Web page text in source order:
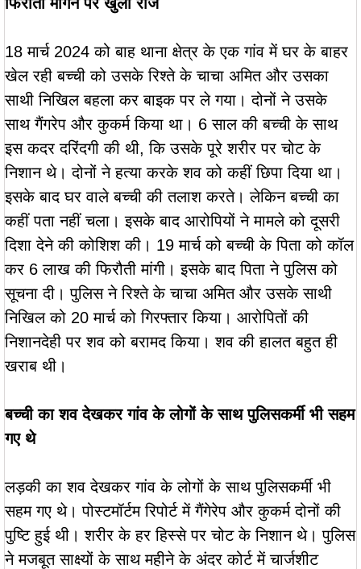
18 मार्च 2024 को बाह थाना क्षेत्र के एक गांव में घर के बाहर
खेल रही बच्ची को उसके रिश्ते के चाचा अमित और उसका
साथी निखिल बहला कर बाइक पर ले गया। दोनों ने उसके
साथ गैंगरेप और कुकर्म किया था। 6 साल की बच्ची के साथ
इस कदर दरिंदगी की थी, कि उसके पूरे शरीर पर चोट के
निशान थे। दोनों ने हत्या करके शव को कहीं छिपा दिया था।
इसके बाद घर वाले बच्ची की तलाश करते। लेकिन बच्ची का
कहीं पता नहीं चला। इसके बाद आरोपियों ने मामले को दूसरी
दिशा देने की कोशिश की। 19 मार्च को बच्ची के पिता को कॉल
कर 6 लाख की फिरौती मांगी। इसके बाद पिता ने पुलिस को
सूचना दी। पुलिस ने रिश्ते के चाचा अमित और उसके साथी
निखिल को 20 मार्च को गिरफ्तार किया। आरोपितों की
निशानदेही पर शव को बरामद किया। शव की हालत बहुत ही
खराब थी।
बच्ची का शव देखकर गांव के लोगों के साथ पुलिसकर्मी भी सहम
गए थे
लड़की का शव देखकर गांव के लोगों के साथ पुलिसकर्मी भी
सहम गए थे। पोस्टमॉर्टम रिपोर्ट में गैंगेरेप और कुकर्म दोनों की
पुष्टि हुई थी। शरीर के हर हिस्से पर चोट के निशान थे। पुलिस
ने मजबूत साक्ष्यों के साथ महीने के अंदर कोर्ट में चार्जशीट